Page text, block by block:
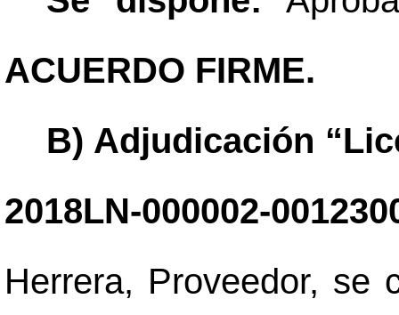
ACUERDO FIRME.
B) Adjudicación
2018LN-000002-
Herrera, Proveedor, se